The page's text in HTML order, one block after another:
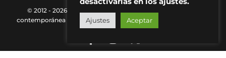
© 2012 - 2026 MAKMA | Revista de artes visuales y cultura
contemporánea |
Política de Privacidad|Aviso Legal
Ajustes Aceptar